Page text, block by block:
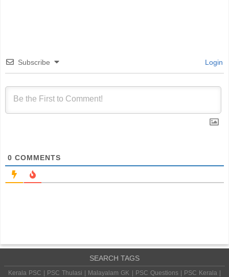
Subscribe Login
0 COMMENTS
SEARCH TAGS
Kerala PSC | PSC Thulasi | Malayalam GK | PSC Questions | PSC Kerala |